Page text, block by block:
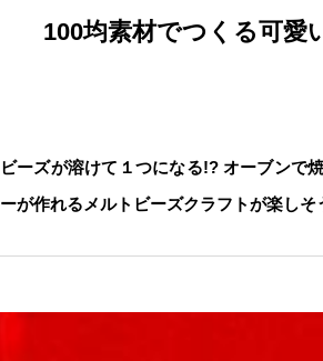
100均素材でつくる可
ビーズが溶けて１つになる!? オーブンで
ーが作れるメルトビーズクラフトが楽しそ